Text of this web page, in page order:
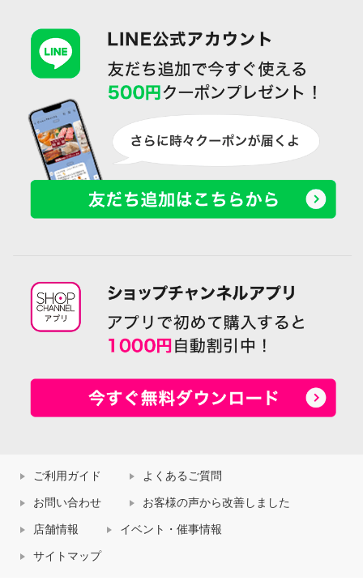
ご利用ガイド よくあるご質問
お問い合わせ お客様の声から改善しました
店舗情報 イベント・催事情報
サイトマップ